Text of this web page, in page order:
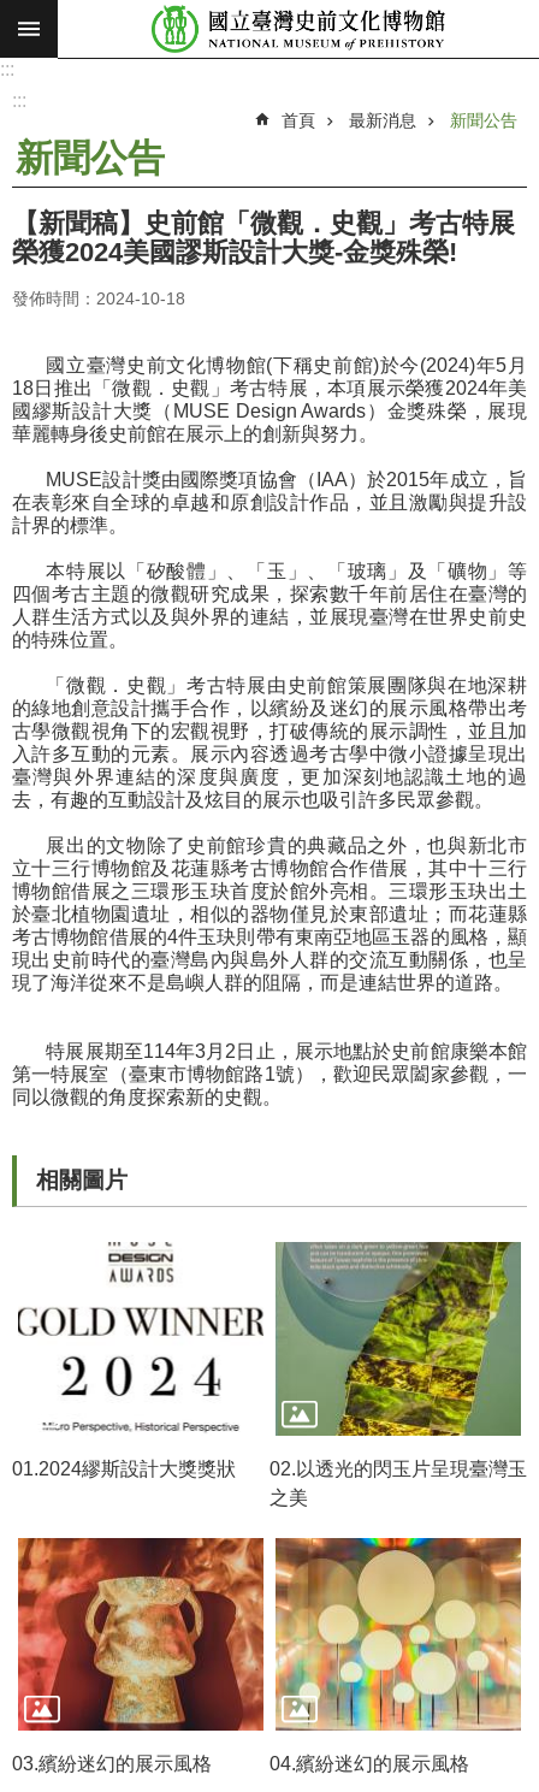
跳到主要內容區塊
搜
願
景
使
命
最
息
參
展
覽
學
習
探
認
識
我
們
便
民
服
務
等
友
服
務
箱
站
導
覽
R
S
網
:::
:::
首頁 最新消息 新聞公告
新聞公告
【新聞稿】史前館「微觀．史觀」考古特展
榮獲2024美國謬斯設計大獎-金獎殊榮!
發佈時間：2024-10-18
國立臺灣史前文化博物館(下稱史前館)於今(2024)年5月
18日推出「微觀．史觀」考古特展，本項展示榮獲2024年美
國繆斯設計大獎（MUSE Design Awards）金獎殊榮，展現
華麗轉身後史前館在展示上的創新與努力。
MUSE設計獎由國際獎項協會（IAA）於2015年成立，旨
在表彰來自全球的卓越和原創設計作品，並且激勵與提升設
計界的標準。
本特展以「矽酸體」、「玉」、「玻璃」及「礦物」等
四個考古主題的微觀研究成果，探索數千年前居住在臺灣的
人群生活方式以及與外界的連結，並展現臺灣在世界史前史
的特殊位置。
「微觀．史觀」考古特展由史前館策展團隊與在地深耕
的綠地創意設計攜手合作，以繽紛及迷幻的展示風格帶出考
古學微觀視角下的宏觀視野，打破傳統的展示調性，並且加
入許多互動的元素。展示內容透過考古學中微小證據呈現出
臺灣與外界連結的深度與廣度，更加深刻地認識土地的過
去，有趣的互動設計及炫目的展示也吸引許多民眾參觀。
展出的文物除了史前館珍貴的典藏品之外，也與新北市
立十三行博物館及花蓮縣考古博物館合作借展，其中十三行
博物館借展之三環形玉玦首度於館外亮相。三環形玉玦出土
於臺北植物園遺址，相似的器物僅見於東部遺址；而花蓮縣
考古博物館借展的4件玉玦則帶有東南亞地區玉器的風格，顯
現出史前時代的臺灣島內與島外人群的交流互動關係，也呈
現了海洋從來不是島嶼人群的阻隔，而是連結世界的道路。
特展展期至114年3月2日止，展示地點於史前館康樂本館
第一特展室（臺東市博物館路1號），歡迎民眾闔家參觀，一
同以微觀的角度探索新的史觀。
相關圖片
01.2024繆斯設計大獎獎狀
02.以透光的閃玉片呈現臺灣玉
之美
03.繽紛迷幻的展示風格 04.繽紛迷幻的展示風格